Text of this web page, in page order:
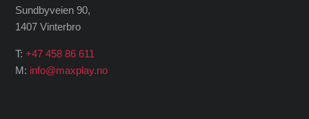
Sundbyveien 90,
1407 Vinterbro
T:+47 458 86 611
M: info@maxplay.no